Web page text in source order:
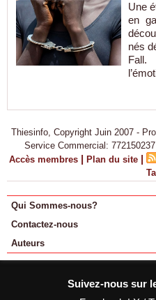
Une
en
nés
Fall.
Thiesinfo, Copyright Juin 2007 -
Service Commercial:
Accès membres | Plan du site |
Qui Sommes-nous?
Contactez-nous
Auteurs
Suivez-nous sur